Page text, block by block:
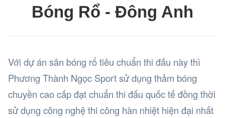
Bóng Rổ - Đông Anh
Với dự án sân bóng rổ tiêu chuẩn thi đấu này thì
Phương Thành Ngọc Sport sử dụng thảm bóng
chuyền cao cấp đạt chuẩn thi đấu quốc tế đồng thời
sử dụng công nghệ thi công hàn nhiệt hiện đại nhất